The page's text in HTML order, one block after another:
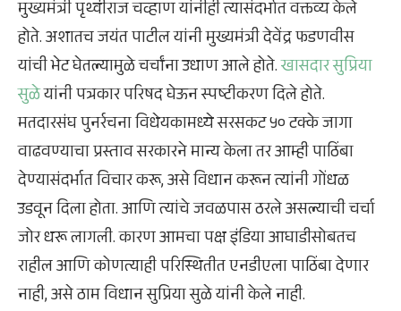
मुख्यमंत्री पृथ्वीराज चव्हाण यांनीही त्यासंदर्भात वक्तव्य केले
होते. अशातच जयंत पाटील यांनी मुख्यमंत्री देवेंद्र फडणवीस
यांची भेट घेतल्यामुळे चर्चांना उधाण आले होते.खासदार सुप्रिया
सुळेयांनी पत्रकार परिषद घेऊन स्पष्टीकरण दिले होते.
मतदारसंघ पुनर्रचना विधेयकामध्ये सरसकट ५० टक्के जागा
वाढवण्याचा प्रस्ताव सरकारने मान्य केला तर आम्ही पाठिंबा
देण्यासंदर्भात विचार करू, असे विधान करून त्यांनी गोंधळ
उडवून दिला होता. आणि त्यांचे जवळपास ठरले असल्याची चर्चा
जोर धरू लागली. कारण आमचा पक्ष इंडिया आघाडीसोबतच
राहील आणि कोणत्याही परिस्थितीत एनडीएला पाठिंबा देणार
नाही, असे ठाम विधान सुप्रिया सुळे यांनी केले नाही.